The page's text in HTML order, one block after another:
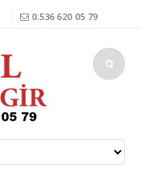
0.536 620 05 79